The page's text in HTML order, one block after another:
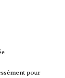
pour